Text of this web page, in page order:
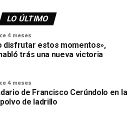
LO ÚLTIMO
4 meses
disfrutar estos momentos»,
trás una nueva victoria
4 meses
de Francisco Cerúndolo en la
de ladrillo